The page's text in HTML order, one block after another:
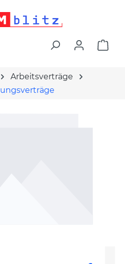
Arbeitsverträge